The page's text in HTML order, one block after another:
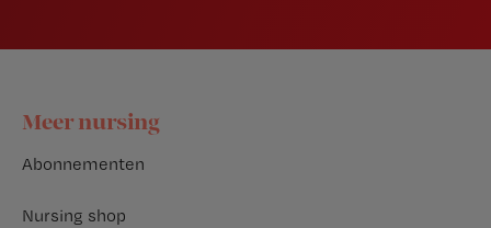
Footer
Meer nursing
Abonnementen
Nursing shop